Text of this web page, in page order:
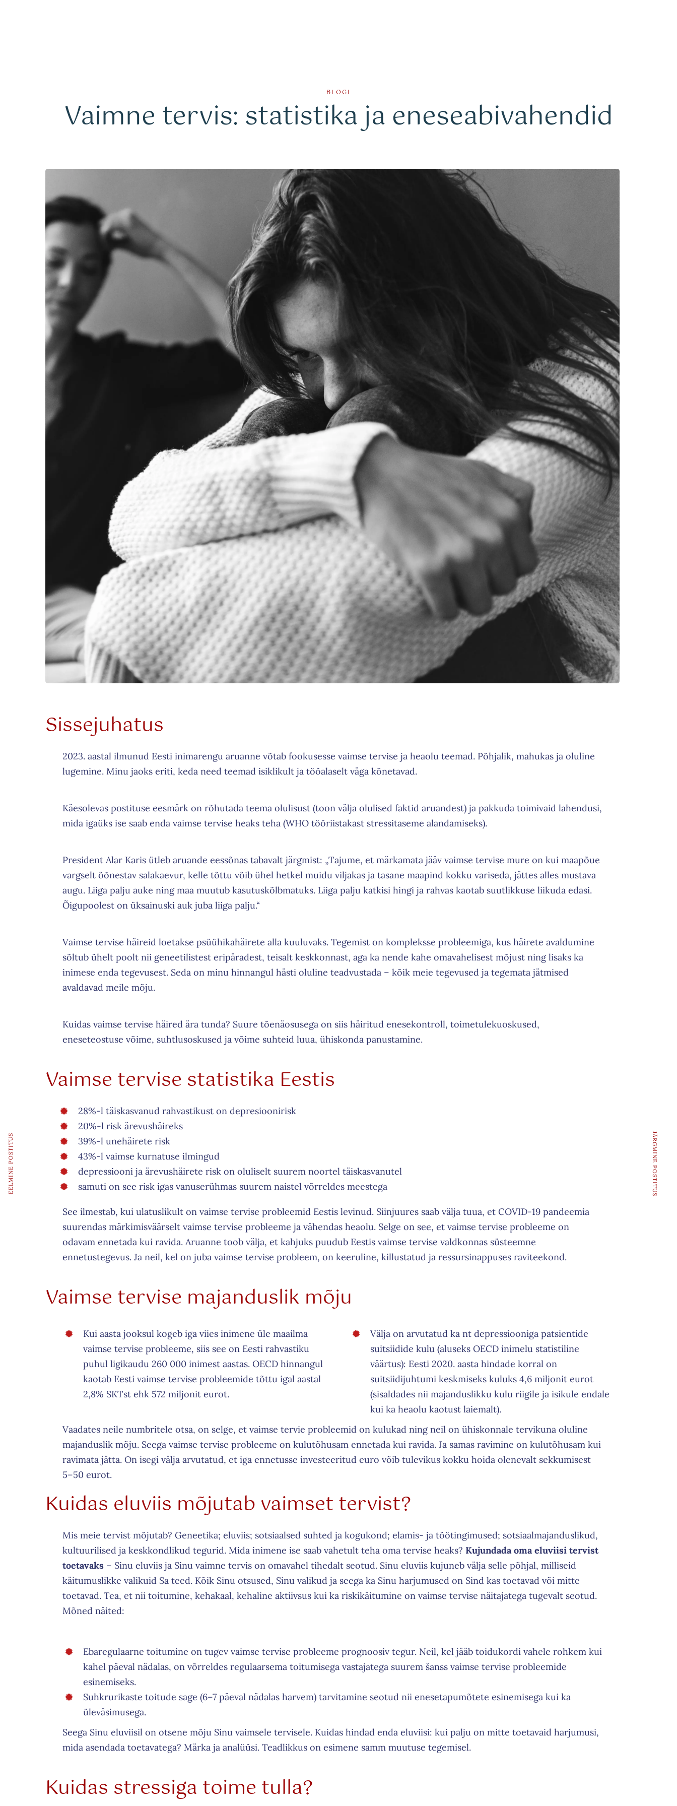
BLOGI
Vaimne tervis: statistika ja eneseabivahendid
Sissejuhatus
2023. aastal ilmunud Eesti inimarengu aruanne võtab fookusesse vaimse tervise ja heaolu teemad. Põhjalik, mahukas ja oluline
lugemine. Minu jaoks eriti, keda need teemad isiklikult ja tööalaselt väga kõnetavad.
Käesolevas postituse eesmärk on rõhutada teema olulisust (toon välja olulised faktid aruandest) ja pakkuda toimivaid lahendusi,
mida igaüks ise saab enda vaimse tervise heaks teha (WHO tööriistakast stressitaseme alandamiseks).
President Alar Karis ütleb aruande eessõnas tabavalt järgmist: „Tajume, et märkamata jääv vaimse tervise mure on kui maapõue
vargselt õõnestav salakaevur, kelle tõttu võib ühel hetkel muidu viljakas ja tasane maapind kokku variseda, jättes alles mustava
augu. Liiga palju auke ning maa muutub kasutuskõlbmatuks. Liiga palju katkisi hingi ja rahvas kaotab suutlikkuse liikuda edasi.
Õigupoolest on üksainuski auk juba liiga palju.“
Vaimse tervise häireid loetakse psüühikahäirete alla kuuluvaks. Tegemist on kompleksse probleemiga, kus häirete avaldumine
sõltub ühelt poolt nii geneetilistest eripäradest, teisalt keskkonnast, aga ka nende kahe omavahelisest mõjust ning lisaks ka
inimese enda tegevusest. Seda on minu hinnangul hästi oluline teadvustada – kõik meie tegevused ja tegemata jätmised
avaldavad meile mõju.
Kuidas vaimse tervise häired ära tunda? Suure tõenäosusega on siis häiritud enesekontroll, toimetulekuoskused,
eneseteostuse võime, suhtlusoskused ja võime suhteid luua, ühiskonda panustamine.
Vaimse tervise statistika Eestis
28%-l täiskasvanud rahvastikust on depresioonirisk
20%-l risk ärevushäireks
39%-l unehäirete risk
43%-l vaimse kurnatuse ilmingud
depressiooni ja ärevushäirete risk on oluliselt suurem noortel täiskasvanutel
samuti on see risk igas vanuserühmas suurem naistel võrreldes meestega
See ilmestab, kui ulatuslikult on vaimse tervise probleemid Eestis levinud. Siinjuures saab välja tuua, et COVID-19 pandeemia
suurendas märkimisväärselt vaimse tervise probleeme ja vähendas heaolu. Selge on see, et vaimse tervise probleeme on
odavam ennetada kui ravida. Aruanne toob välja, et kahjuks puudub Eestis vaimse tervise valdkonnas süsteemne
ennetustegevus. Ja neil, kel on juba vaimse tervise probleem, on keeruline, killustatud ja ressursinappuses raviteekond.
Vaimse tervise majanduslik mõju
Kui aasta jooksul kogeb iga viies inimene üle maailma
vaimse tervise probleeme, siis see on Eesti rahvastiku
puhul ligikaudu 260 000 inimest aastas. OECD hinnangul
kaotab Eesti vaimse tervise probleemide tõttu igal aastal
2,8% SKTst ehk 572 miljonit eurot.
Välja on arvutatud ka nt depressiooniga patsientide
suitsiidide kulu (aluseks OECD inimelu statistiline
väärtus): Eesti 2020. aasta hindade korral on
suitsiidijuhtumi keskmiseks kuluks 4,6 miljonit eurot
(sisaldades nii majanduslikku kulu riigile ja isikule endale
kui ka heaolu kaotust laiemalt).
Vaadates neile numbritele otsa, on selge, et vaimse tervie probleemid on kulukad ning neil on ühiskonnale tervikuna oluline
majanduslik mõju. Seega vaimse tervise probleeme on kulutõhusam ennetada kui ravida. Ja samas ravimine on kulutõhusam kui
ravimata jätta. On isegi välja arvutatud, et iga ennetusse investeeritud euro võib tulevikus kokku hoida olenevalt sekkumisest
5–50 eurot.
Kuidas eluviis mõjutab vaimset tervist?
Mis meie tervist mõjutab? Geneetika; eluviis; sotsiaalsed suhted ja kogukond; elamis- ja töötingimused; sotsiaalmajanduslikud,
kultuurilised ja keskkondlikud tegurid. Mida inimene ise saab vahetult teha oma tervise heaks? Kujundada oma eluviisi tervist
toetavaks– Sinu eluviis ja Sinu vaimne tervis on omavahel tihedalt seotud. Sinu eluviis kujuneb välja selle põhjal, milliseid
käitumuslikke valikuid Sa teed. Kõik Sinu otsused, Sinu valikud ja seega ka Sinu harjumused on Sind kas toetavad või mitte
toetavad. Tea, et nii toitumine, kehakaal, kehaline aktiivsus kui ka riskikäitumine on vaimse tervise näitajatega tugevalt seotud.
Mõned näited:
Ebaregulaarne toitumine on tugev vaimse tervise probleeme prognoosiv tegur. Neil, kel jääb toidukordi vahele rohkem kui
kahel päeval nädalas, on võrreldes regulaarsema toitumisega vastajatega suurem šanss vaimse tervise probleemide
esinemiseks.
Suhkrurikaste toitude sage (6–7 päeval nädalas harvem) tarvitamine seotud nii enesetapumõtete esinemisega kui ka
üleväsimusega.
Seega Sinu eluviisil on otsene mõju Sinu vaimsele tervisele. Kuidas hindad enda eluviisi: kui palju on mitte toetavaid harjumusi,
mida asendada toetavatega? Märka ja analüüsi. Teadlikkus on esimene samm muutuse tegemisel.
Kuidas stressiga toime tulla?
EELMINE POSTITUS JÄRGMINE POSTITUS
Schedule
a Class
to perform postures but in how it positively
changes the way we live our life and our
relationships.